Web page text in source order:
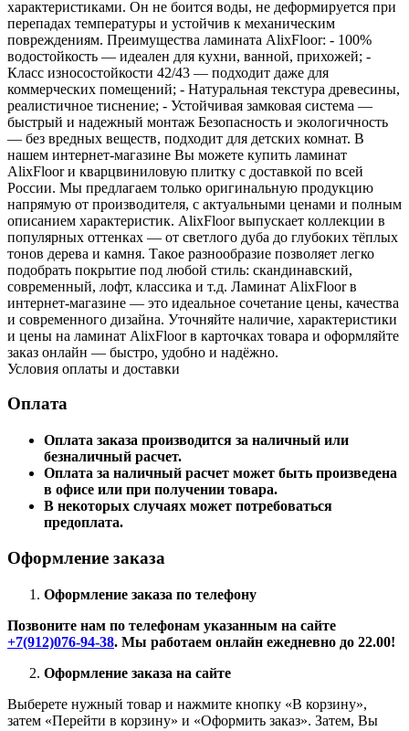
характеристиками. Он не боится воды, не деформируется при
перепадах температуры и устойчив к механическим
повреждениям. Преимущества ламината AlixFloor: - 100%
водостойкость — идеален для кухни, ванной, прихожей; -
Класс износостойкости 42/43 — подходит даже для
коммерческих помещений; - Натуральная текстура древесины,
реалистичное тиснение; - Устойчивая замковая система —
быстрый и надежный монтаж Безопасность и экологичность
— без вредных веществ, подходит для детских комнат. В
нашем интернет-магазине Вы можете купить ламинат
AlixFloor и кварцвиниловую плитку с доставкой по всей
России. Мы предлагаем только оригинальную продукцию
напрямую от производителя, с актуальными ценами и полным
описанием характеристик. AlixFloor выпускает коллекции в
популярных оттенках — от светлого дуба до глубоких тёплых
тонов дерева и камня. Такое разнообразие позволяет легко
подобрать покрытие под любой стиль: скандинавский,
современный, лофт, классика и т.д. Ламинат AlixFloor в
интернет-магазине — это идеальное сочетание цены, качества
и современного дизайна. Уточняйте наличие, характеристики
и цены на ламинат AlixFloor в карточках товара и оформляйте
заказ онлайн — быстро, удобно и надёжно.
Условия оплаты и доставки
Оплата
Оплата заказа производится за наличный или
безналичный расчет.
Оплата за наличный расчет может быть произведена
в офисе или при получении товара.
В некоторых случаях может потребоваться
предоплата.
Оформление заказа
Оформление заказа по телефону
Позвоните нам по телефонам указанным на сайте
+7(912)076-94-38. Мы работаем онлайн ежедневно до 22.00!
Оформление заказа на сайте
Выберете нужный товар и нажмите кнопку «В корзину»,
затем «Перейти в корзину» и «Оформить заказ». Затем, Вы